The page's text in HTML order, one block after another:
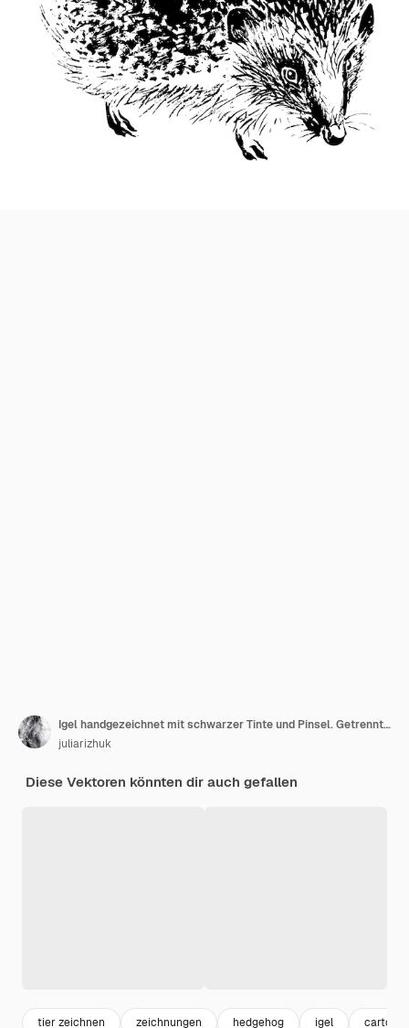
Igel handgezeichnet mit schwarzer Tinte und Pinsel. Getrennt auf Weiß
juliarizhuk
Diese Vektoren könnten dir auch gefallen
tier zeichnen zeichnungen hedgehog igel cartoon